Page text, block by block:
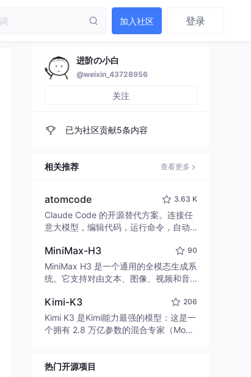
加入社区 登录
进阶の小白
@weixin_43728956
关注
已为社区贡献5条内容
相关推荐 查看更多
atomcode 3.63 K
Claude Code 的开源替代方案。连接任
意大模型，编辑代码，运行命令，自动
致性能。 ｜ An open-source alternativ
e to Claude Code. Connect any LLM,
edit code, run commands, and verify
MiniMax-H3 90
MiniMax H3 是一个通用的全模态生成系
统。它支持对由文本、图像、视频和音
并能生成分辨率高达 2K、时长可达 15
秒的带原生立体声音频的视频。得益于
面向任务泛化的系统设计，H3 在预训练
模态指令。
Kimi-K3 206
Kimi K3 是Kimi能力最强的模型：这是一
个拥有 2.8 万亿参数的混合专家（Mo
热门开源项目